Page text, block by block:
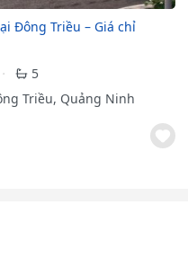
Đông Triều – Giá chỉ
5
Triều, Quảng Ninh